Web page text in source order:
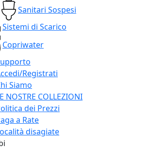
Sanitari Sospesi
Sistemi di Scarico
Copriwater
Registrati
Siamo
NOSTRE COLLEZIONI
dei Prezzi
a Rate
disagiate